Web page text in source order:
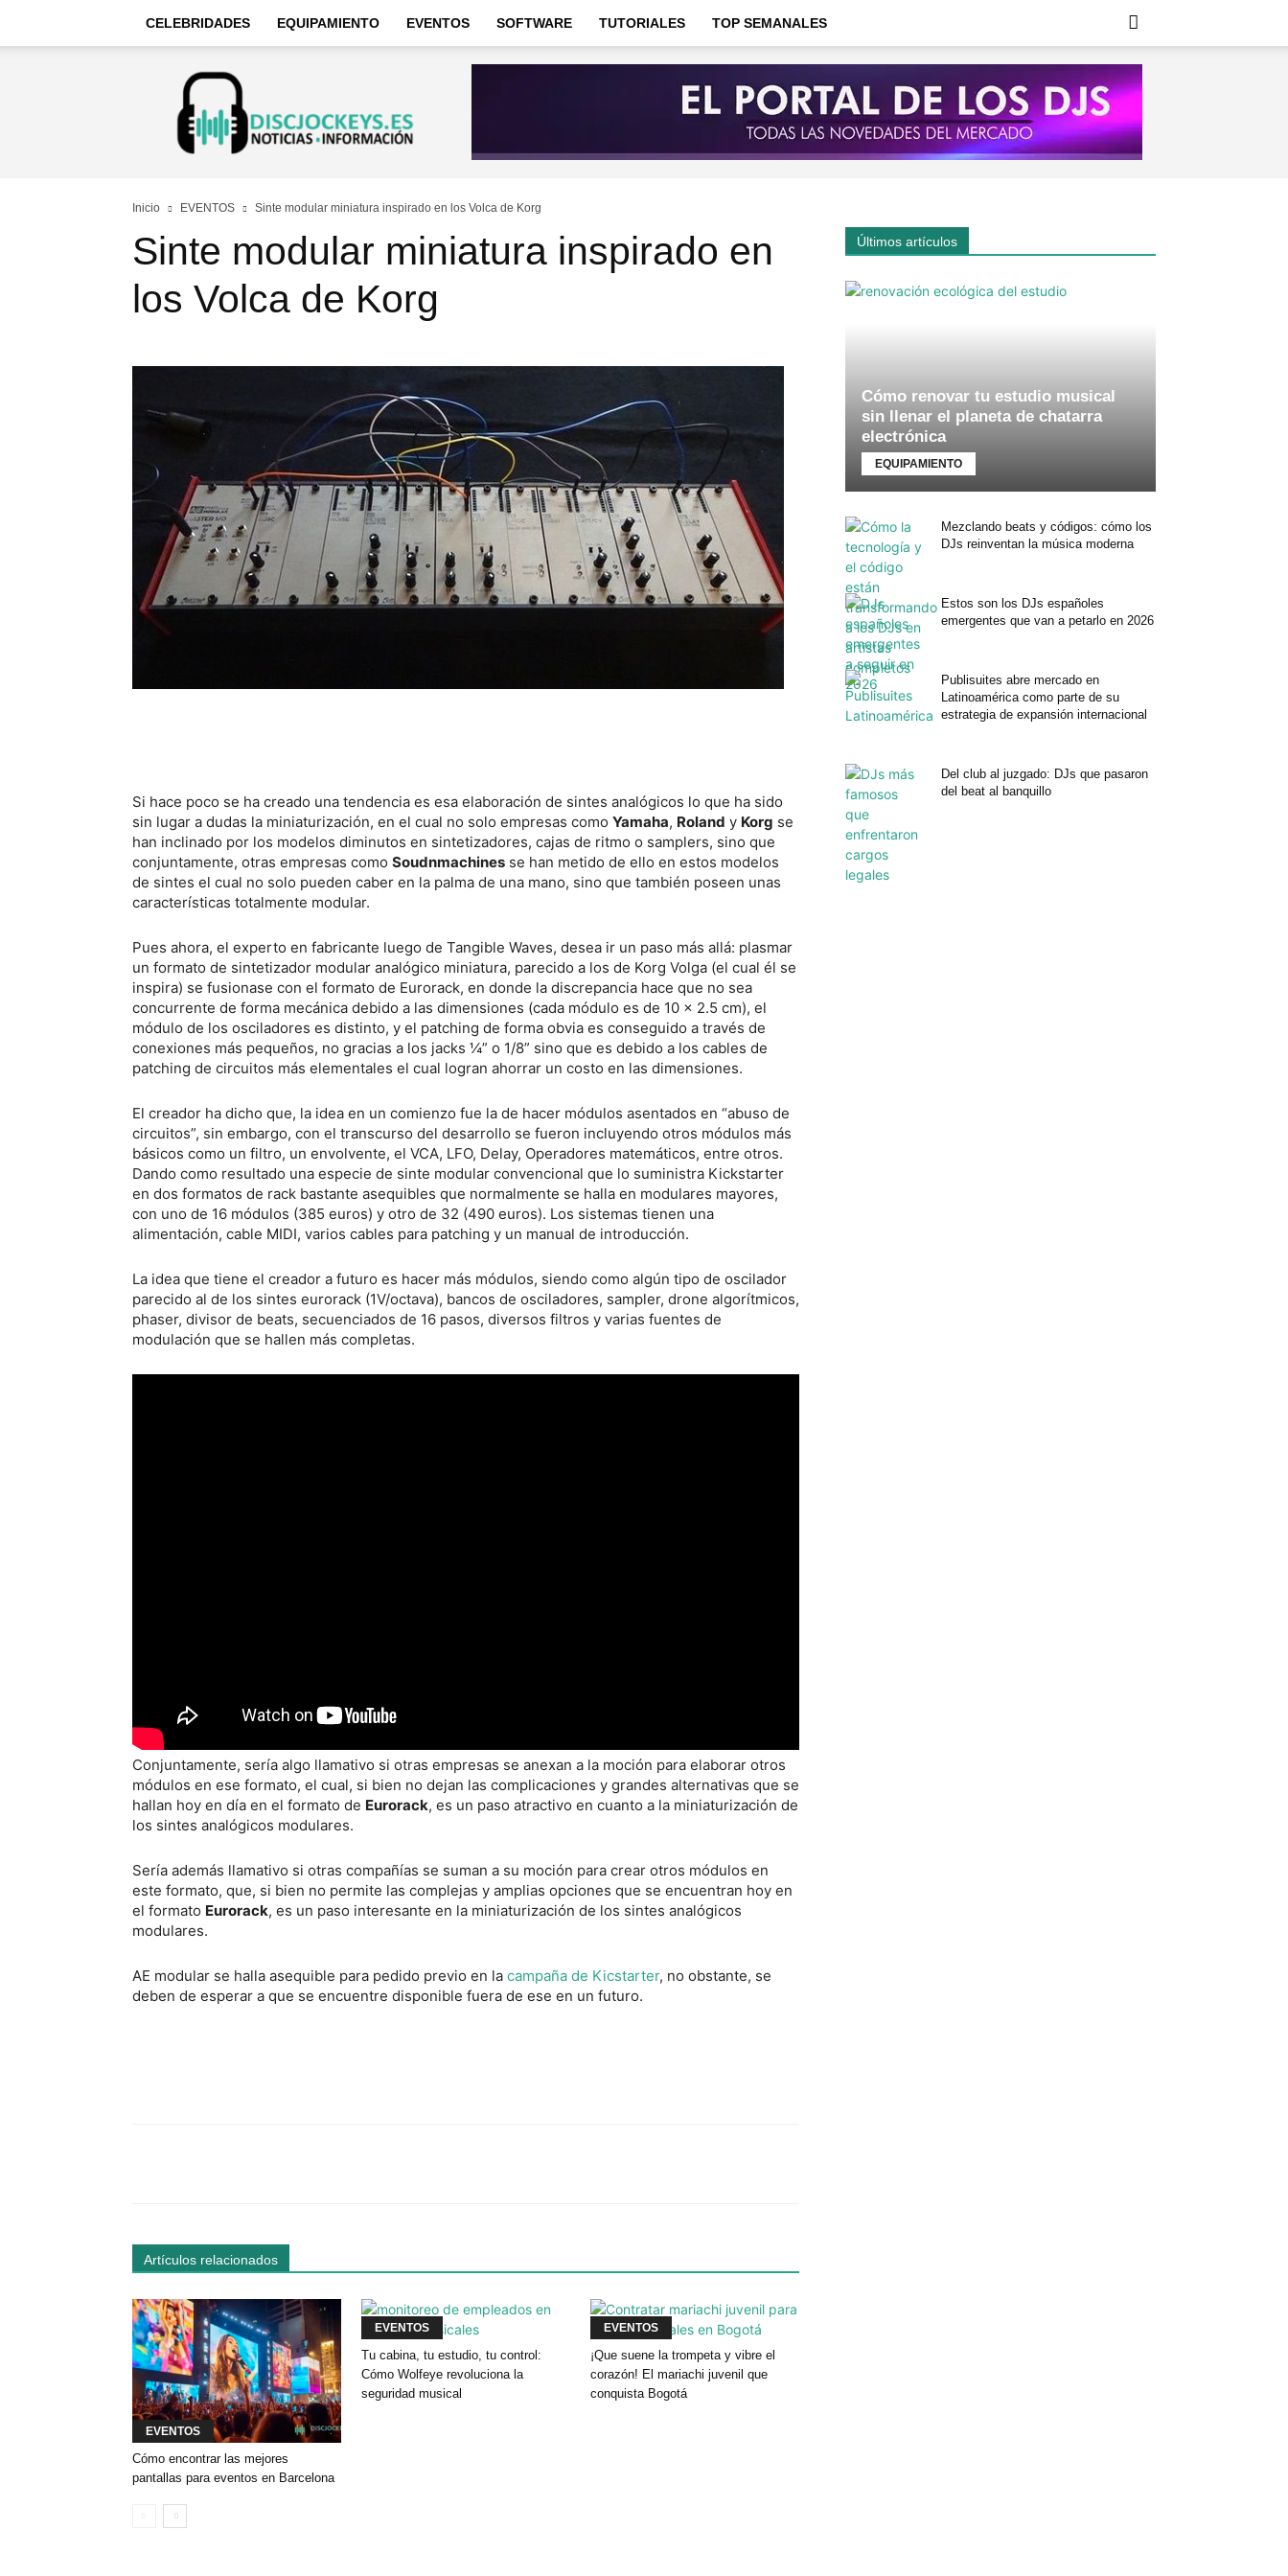
CELEBRIDADES EQUIPAMIENTO EVENTOS SOFTWARE TUTORIALES TOP SEMANALES
Discjockeys
Noticias
e
información
Inicio EVENTOS Sinte modular miniatura inspirado en los Volca de Korg
Sinte modular miniatura inspirado en
los Volca de Korg
Si hace poco se ha creado una tendencia es esa elaboración de sintes analógicos lo que ha sido
sin lugar a dudas la miniaturización, en el cual no solo empresas como Yamaha, Roland y Korg se
han inclinado por los modelos diminutos en sintetizadores, cajas de ritmo o samplers, sino que
conjuntamente, otras empresas como Soudnmachines se han metido de ello en estos modelos
de sintes el cual no solo pueden caber en la palma de una mano, sino que también poseen unas
características totalmente modular.
Pues ahora, el experto en fabricante luego de Tangible Waves, desea ir un paso más allá: plasmar
un formato de sintetizador modular analógico miniatura, parecido a los de Korg Volga (el cual él se
inspira) se fusionase con el formato de Eurorack, en donde la discrepancia hace que no sea
concurrente de forma mecánica debido a las dimensiones (cada módulo es de 10 x 2.5 cm), el
módulo de los osciladores es distinto, y el patching de forma obvia es conseguido a través de
conexiones más pequeños, no gracias a los jacks ¼” o 1/8” sino que es debido a los cables de
patching de circuitos más elementales el cual logran ahorrar un costo en las dimensiones.
El creador ha dicho que, la idea en un comienzo fue la de hacer módulos asentados en “abuso de
circuitos”, sin embargo, con el transcurso del desarrollo se fueron incluyendo otros módulos más
básicos como un filtro, un envolvente, el VCA, LFO, Delay, Operadores matemáticos, entre otros.
Dando como resultado una especie de sinte modular convencional que lo suministra Kickstarter
en dos formatos de rack bastante asequibles que normalmente se halla en modulares mayores,
con uno de 16 módulos (385 euros) y otro de 32 (490 euros). Los sistemas tienen una
alimentación, cable MIDI, varios cables para patching y un manual de introducción.
La idea que tiene el creador a futuro es hacer más módulos, siendo como algún tipo de oscilador
parecido al de los sintes eurorack (1V/octava), bancos de osciladores, sampler, drone algorítmicos,
phaser, divisor de beats, secuenciados de 16 pasos, diversos filtros y varias fuentes de
modulación que se hallen más completas.
Conjuntamente, sería algo llamativo si otras empresas se anexan a la moción para elaborar otros
módulos en ese formato, el cual, si bien no dejan las complicaciones y grandes alternativas que se
hallan hoy en día en el formato de Eurorack, es un paso atractivo en cuanto a la miniaturización de
los sintes analógicos modulares.
Sería además llamativo si otras compañías se suman a su moción para crear otros módulos en
este formato, que, si bien no permite las complejas y amplias opciones que se encuentran hoy en
el formato Eurorack, es un paso interesante en la miniaturización de los sintes analógicos
modulares.
AE modular se halla asequible para pedido previo en la campaña de Kicstarter, no obstante, se
deben de esperar a que se encuentre disponible fuera de ese en un futuro.
Artículos relacionados
EVENTOS
Cómo encontrar las mejores
pantallas para eventos en Barcelona
EVENTOS
Tu cabina, tu estudio, tu control:
Cómo Wolfeye revoluciona la
seguridad musical
EVENTOS
¡Que suene la trompeta y vibre el
corazón! El mariachi juvenil que
conquista Bogotá
Últimos artículos
Cómo renovar tu estudio musical
sin llenar el planeta de chatarra
electrónica
EQUIPAMIENTO
Mezclando beats y códigos: cómo los
DJs reinventan la música moderna
Estos son los DJs españoles
emergentes que van a petarlo en 2026
Publisuites abre mercado en
Latinoamérica como parte de su
estrategia de expansión internacional
Del club al juzgado: DJs que pasaron
del beat al banquillo